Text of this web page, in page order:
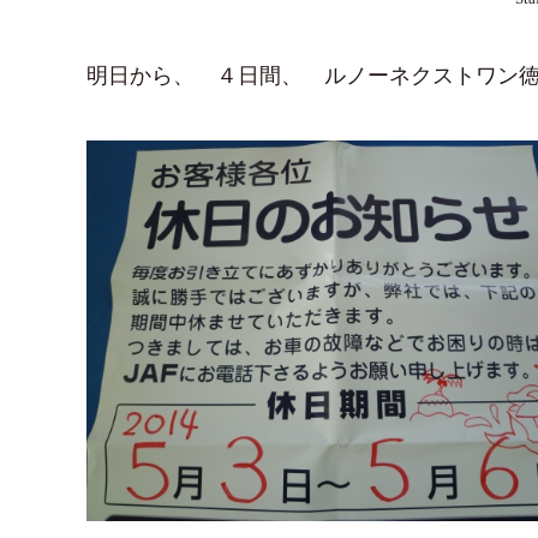
明日から、 ４日間、 ルノーネクストワン